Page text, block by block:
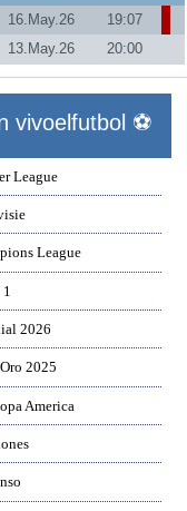
16.May.26
19:07
13.May.26 20:00
vivoelfutbol ⚽
League
League
2026
2025
America